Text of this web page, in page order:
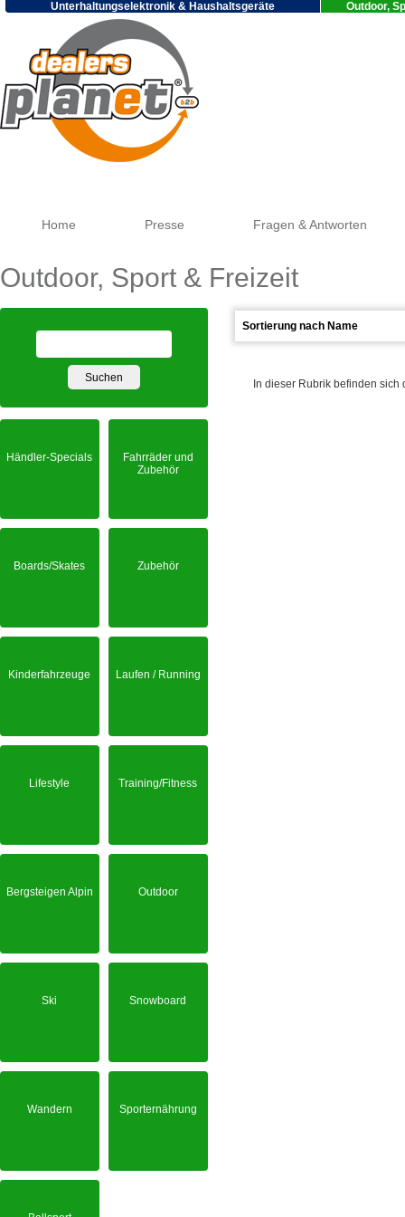
Unterhaltungselektronik & Haushaltsgeräte Outdoor,
Home Presse Fragen & Antworten
Outdoor, Sport & Freizeit
In dieser Rubrik befinden
Händler-Specials
Fahrräder und
Zubehör
Boards/Skates Zubehör
Kinderfahrzeuge Laufen / Running
Lifestyle Training/Fitness
Bergsteigen Alpin Outdoor
Ski Snowboard
Wandern Sporternährung